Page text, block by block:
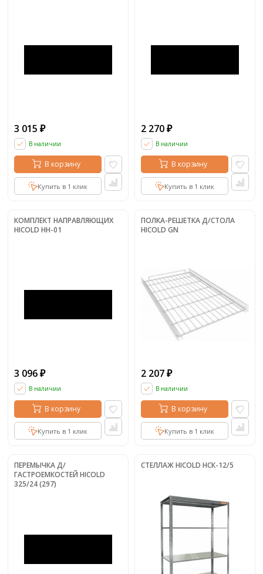
3 015 ₽
В наличии
В корзину
Купить в 1 клик
2 270 ₽
В наличии
В корзину
Купить в 1 клик
КОМПЛЕКТ НАПРАВЛЯЮЩИХ
HICOLD НН-01
3 096 ₽
В наличии
В корзину
Купить в 1 клик
ПОЛКА-РЕШЕТКА Д/СТОЛА
HICOLD GN
2 207 ₽
В наличии
В корзину
Купить в 1 клик
ПЕРЕМЫЧКА Д/
ГАСТРОЕМКОСТЕЙ HICOLD
325/24 (297)
СТЕЛЛАЖ HICOLD НСК-12/5